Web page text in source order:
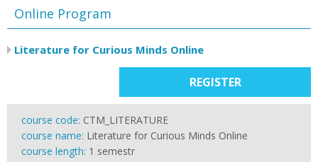
Online Program
Literature for Curious Minds Online
REGISTER
course code: CTM_LITERATURE
course name: Literature for Curious Minds Online
course length: 1 semestr